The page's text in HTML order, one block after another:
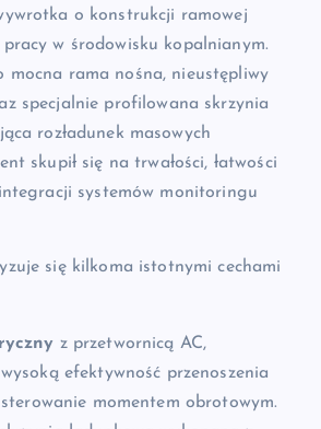
o konstrukcji ramowej
w środowisku kopalnianym.
mocna rama nośna, nieustępliwy
specjalnie profilowana skrzynia
rozładunek masowych
skupił się na trwałości, łatwości
systemów monitoringu
się kilkoma istotnymi cechami
z przetwornicą AC,
efektywność przenoszenia
momentem obrotowym.